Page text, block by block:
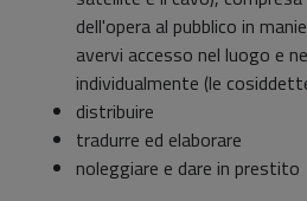
dell'opera al pubblico in
avervi accesso nel luogo e
individualmente (le
distribuire
tradurre ed elaborare
noleggiare e dare in prestito